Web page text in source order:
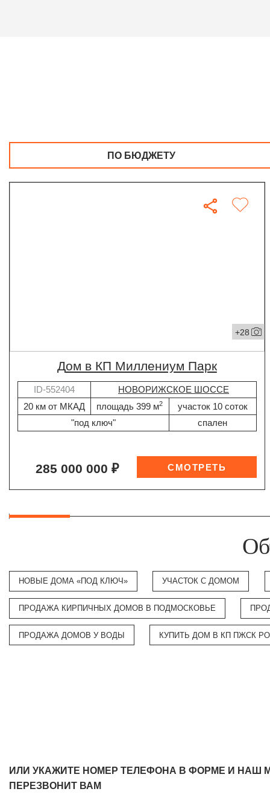
ПО БЮДЖЕТУ
+28
дом в КП Миллениум Парк
ID-552404
НОВОРИЖСКОЕ ШОССЕ
20 км от МКАД
площадь 399 м2
участок 10 соток
"под ключ"
спален
285 000 000 ₽
НОВЫЕ ДОМА «ПОД КЛЮЧ» УЧАСТОК С ДОМОМ
ПРОДАЖА КИРПИЧНЫХ ДОМОВ В ПОДМОСКОВЬЕ
ПРОДАЖА ДОМОВ У ВОДЫ КУПИТЬ ДОМ В КП ПЖСК
ИЛИ УКАЖИТЕ НОМЕР ТЕЛЕФОНА В ФОРМЕ И НАШ
ПЕРЕЗВОНИТ ВАМ